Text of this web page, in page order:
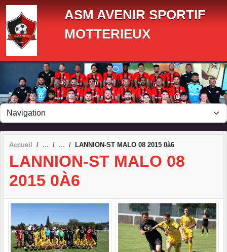
ASM AVENIR SPORTIF
MOTTERIEUX
Accueil LANNION-ST MALO 08 2015 0à6
LANNION-ST MALO 08
2015 0À6
Panneau de gestion des cookies